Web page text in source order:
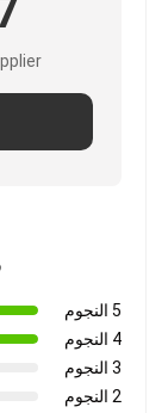
5 النجوم
4 النجوم
3 النجوم
2 النجوم